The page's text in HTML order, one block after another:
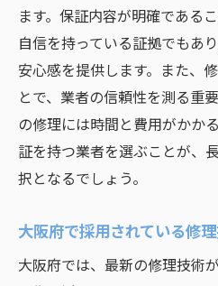
ます。保証内容が明確である
自信を持っている証拠でもあ
安心感を提供します。また、
とで、業者の信頼性を測る重
の修理には時間と費用がかか
証を持つ業者を選ぶことが、
択となるでしょう。
大阪府で採用されている修
大阪府では、最新の修理技術